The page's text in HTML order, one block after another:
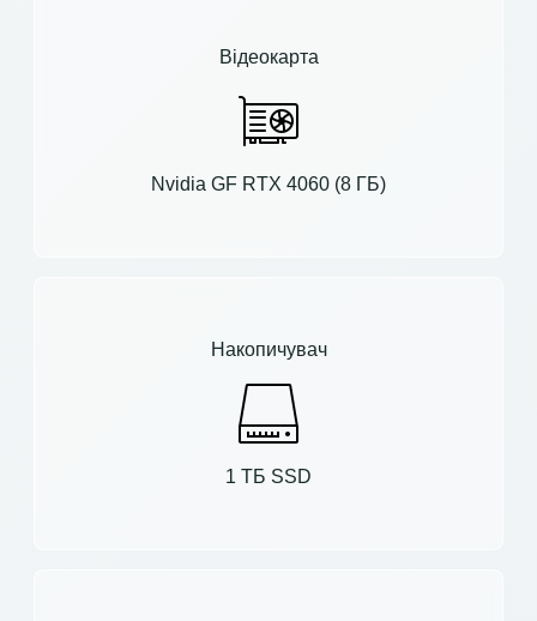
Відеокарта
Nvidia GF RTX 4060 (8 ГБ)
Накопичувач
1 ТБ SSD